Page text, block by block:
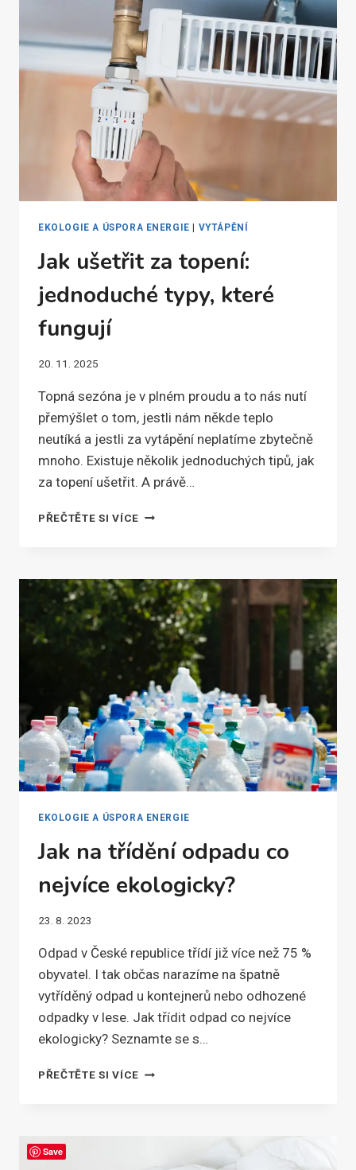
POUŽÍVÁ
PRŮMĚR
6
MM?
EKOLOGIE A ÚSPORA ENERGIE | VYTÁPĚNÍ
Jak ušetřit za topení:
jednoduché typy, které
fungují
20. 11. 2025
Topná sezóna je v plném proudu a to nás nutí
přemýšlet o tom, jestli nám někde teplo
neutíká a jestli za vytápění neplatíme zbytečně
mnoho. Existuje několik jednoduchých tipů, jak
za topení ušetřit. A právě…
PŘEČTĚTE SI VÍCEJAK
JEDNODUCHÉ
TYPY,
KTERÉ
FUNGUJÍ
EKOLOGIE A ÚSPORA ENERGIE
Jak na třídění odpadu co
nejvíce ekologicky?
23. 8. 2023
Odpad v České republice třídí již více než 75 %
obyvatel. I tak občas narazíme na špatně
vytříděný odpad u kontejnerů nebo odhozené
odpadky v lese. Jak třídit odpad co nejvíce
ekologicky? Seznamte se s…
PŘEČTĚTE SI VÍCEJAK
Save